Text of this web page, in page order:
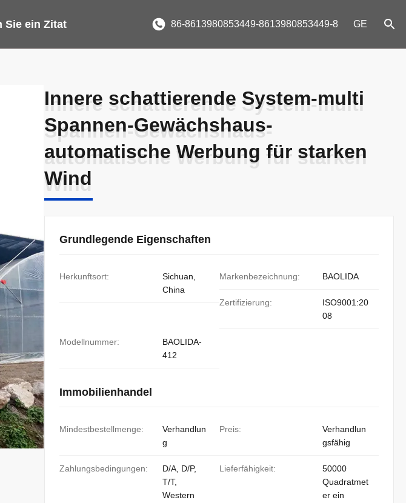
Sie ein Zitat 86-8613980853449-8613980853449-8 GE
Innere schattierende System-multi
Spannen-Gewächshaus-
automatische Werbung für starken
Wind
Innere schattierende System-multi
Spannen-Gewächshaus-
automatische Werbung für starken
Wind
Grundlegende Eigenschaften
Herkunftsort:
Sichuan,
China
Markenbezeichnung: BAOLIDA
Zertifizierung:
ISO9001:20
08
Modellnummer:
BAOLIDA-
412
Immobilienhandel
Mindestbestellmenge:
Verhandlun
g
Preis:
Verhandlun
gsfähig
Zahlungsbedingungen:
D/A, D/P,
T/T,
Western
Lieferfähigkeit:
50000
Quadratmet
er ein